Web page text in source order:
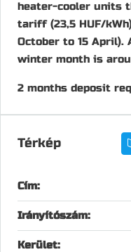
heater-cooler units
tariff (23,5 HUF/
October to 15
winter month is
2 months deposit
Térkép
Cím:
Irányítószám:
Kerület: